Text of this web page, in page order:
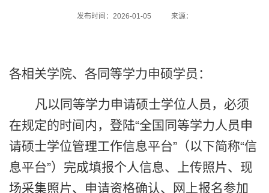
发布时间：2026-01-05 来源：
各相关学院、各同等学力申硕学员：
凡以同等学力申请硕士学位人员，必须
在规定的时间内，登陆“全国同等学力人员申
请硕士学位管理工作信息平台”（以下简称“信
息平台”）完成填报个人信息、上传照片、现
场采集照片、申请资格确认、网上报名参加